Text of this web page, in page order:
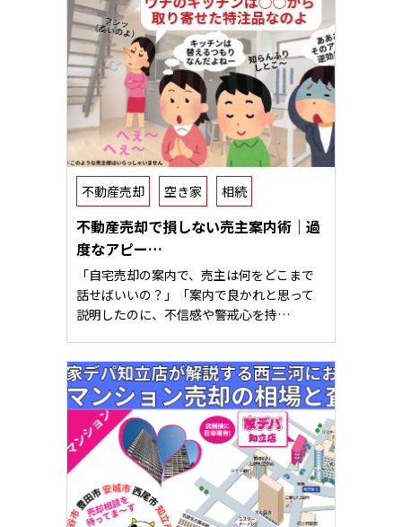
不動産売却 空き家 相続
不動産売却で損しない売主案内術｜過
度なアピー…
「自宅売却の案内で、売主は何をどこまで
話せばいいの？」「案内で良かれと思って
説明したのに、不信感や警戒心を持…